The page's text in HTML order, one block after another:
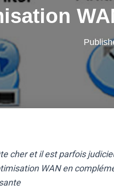
cher et il est parfois
WAN en